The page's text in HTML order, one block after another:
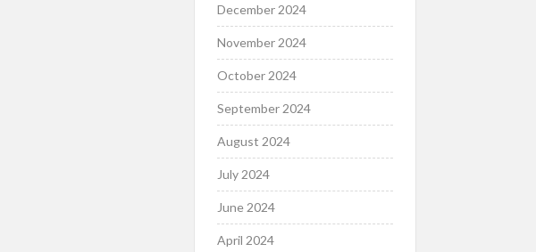
December 2024
November 2024
October 2024
September 2024
August 2024
July 2024
June 2024
April 2024